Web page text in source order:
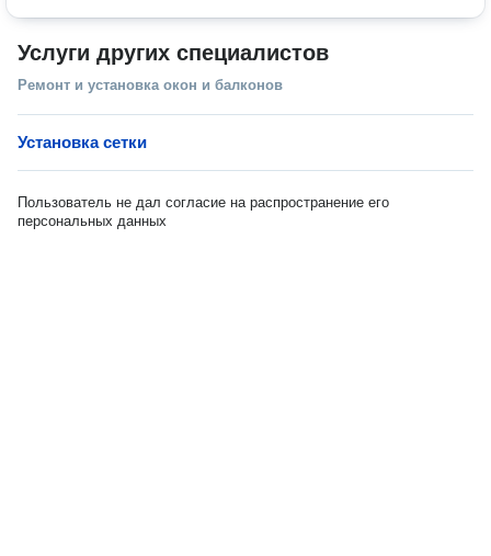
Услуги других специалистов
Ремонт и установка окон и балконов
Установка сетки
Пользователь не дал согласие на распространение его
персональных данных